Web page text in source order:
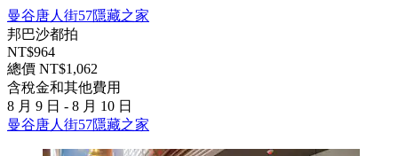
曼谷唐人街57隱藏之家
邦巴沙都拍
NT$964
總價 NT$1,062
含稅金和其他費用
8 月 9 日 - 8 月 10 日
曼谷唐人街57隱藏之家